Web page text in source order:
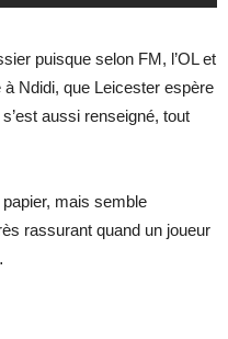
puisque selon FM, l’OL et
Ndidi, que Leicester espère
aussi renseigné, tout
mais semble
rassurant quand un joueur